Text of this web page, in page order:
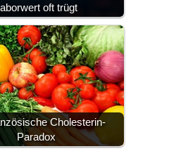
oft trügt
Cholesterin-
Paradox